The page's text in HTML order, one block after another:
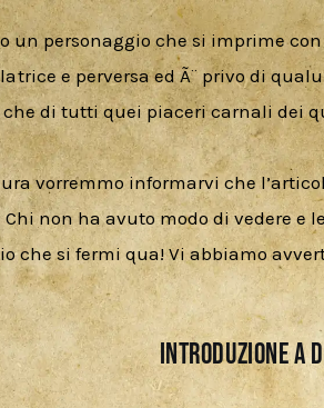
un personaggio che si imprime
e perversa ed Ã¨ privo di
che di tutti quei piaceri carnali dei
vorremmo informarvi che
non ha avuto modo di vedere e
che si fermi qua! Vi abbiamo
INTRODUZIONE A